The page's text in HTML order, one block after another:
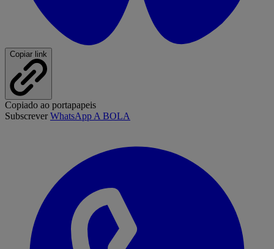
Copiar link
Copiado ao portapapeis
SubscreverWhatsApp A BOLA